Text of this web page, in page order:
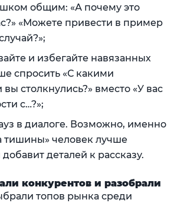
общим: «А почему это
«Можете привести в пример
и избегайте навязанных
спросить «С какими
столкнулись?» вместо «У вас
с…?»;
в диалоге. Возможно, именно
тишины» человек лучше
деталей к рассказу.
конкурентов и разобрали
топов рынка среди